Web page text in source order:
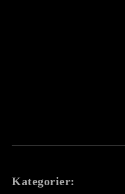
Kategorier: